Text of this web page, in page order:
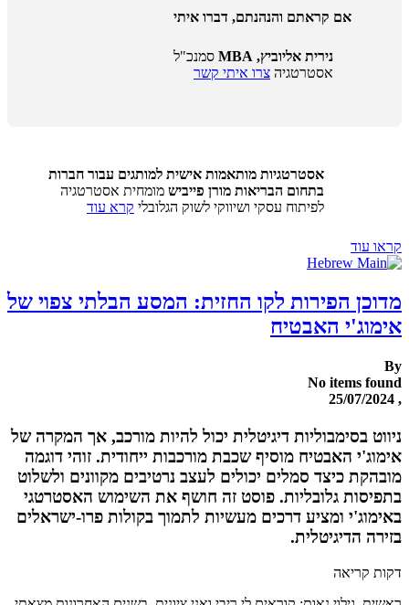
אם קראתם והנהנתם, דברו איתי
נירית אליוביץ, MBA
סמנכ"ל
אסטרטגיה צרו איתי קשר
אסטרטגיות מותאמות אישית למותגים עבור חברות
בתחום הבריאות מורן פייביש מומחית אסטרטגיה
לפיתוח עסקי ושיווקי לשוק הגלובלי קרא עוד
קראו עוד
מדוכן הפירות לקו החזית: המסע הבלתי צפוי של
אימוג'י האבטיח
By
No items found
, 25/07/2024
ניווט בסימבוליות דיגיטלית יכול להיות מורכב, אך המקרה של
אימוג'י האבטיח מוסיף שכבת מורכבות ייחודית. זוהי דוגמה
מובהקת כיצד סמלים יכולים לעצב נרטיבים מקוונים ולשלוט
בתפיסות גלובליות. פוסט זה חושף את השימוש האסטרטגי
באימוג'י ומציע דרכים מעשיות לתמוך בקולות פרו-ישראלים
בזירה הדיגיטלית.
דקות קריאה